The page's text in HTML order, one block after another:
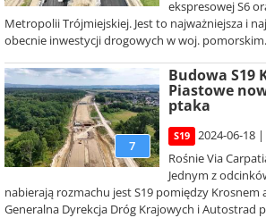
ekspresowej S6
Metropolii Trójmiejskiej. Jest to najważniejsza i
obecnie inwestycji drogowych w woj.
7
Budowa S19
Piastowe
ptaka
S19
2024-06-18 |
Rośnie Via
Jednym z
nabierają rozmachu jest S19 pomiędzy Krosnem
Generalna Dyrekcja Dróg Krajowych i Autostrad